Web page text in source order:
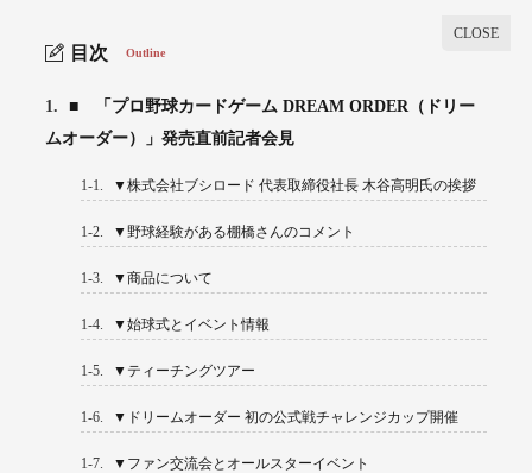
目次 Outline
1.
■ 「プロ野球カードゲーム DREAM ORDER（ドリー
ムオーダー）」発売直前記者会見
1-1. ▼株式会社ブシロード 代表取締役社長 木谷高明氏の挨拶
1-2. ▼野球経験がある棚橋さんのコメント
1-3. ▼商品について
1-4. ▼始球式とイベント情報
1-5. ▼ティーチングツアー
1-6. ▼ドリームオーダー 初の公式戦チャレンジカップ開催
1-7. ▼ファン交流会とオールスターイベント